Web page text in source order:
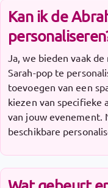
Kan ik de
Ja, we bieden vaak
Sarah-pop te
toevoegen van een
kiezen van specifieke
van jouw evenement.
beschikbare